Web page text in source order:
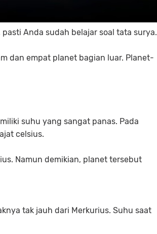
Anda sudah belajar soal tata surya.
dan empat planet bagian luar. Planet-
suhu yang sangat panas. Pada
celsius.
Namun demikian, planet tersebut
tak jauh dari Merkurius. Suhu saat